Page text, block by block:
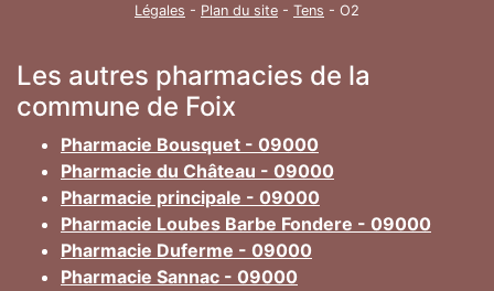
Légales - Plan du site - Tens - O2
Les autres pharmacies de la
commune de Foix
Pharmacie Bousquet - 09000
Pharmacie du Château - 09000
Pharmacie principale - 09000
Pharmacie Loubes Barbe Fondere - 09000
Pharmacie Duferme - 09000
Pharmacie Sannac - 09000